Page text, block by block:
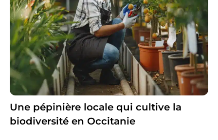
Une pépinière locale qui cultive la
biodiversité en Occitanie